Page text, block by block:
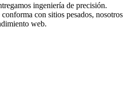
ingeniería de precisión.
con sitios pesados, nosotros
web.